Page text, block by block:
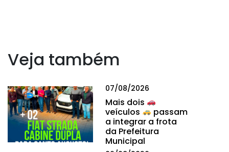
Veja também
07/08/2026
Mais dois
veículos
passam
a integrar a frota
da Prefeitura
Municipal